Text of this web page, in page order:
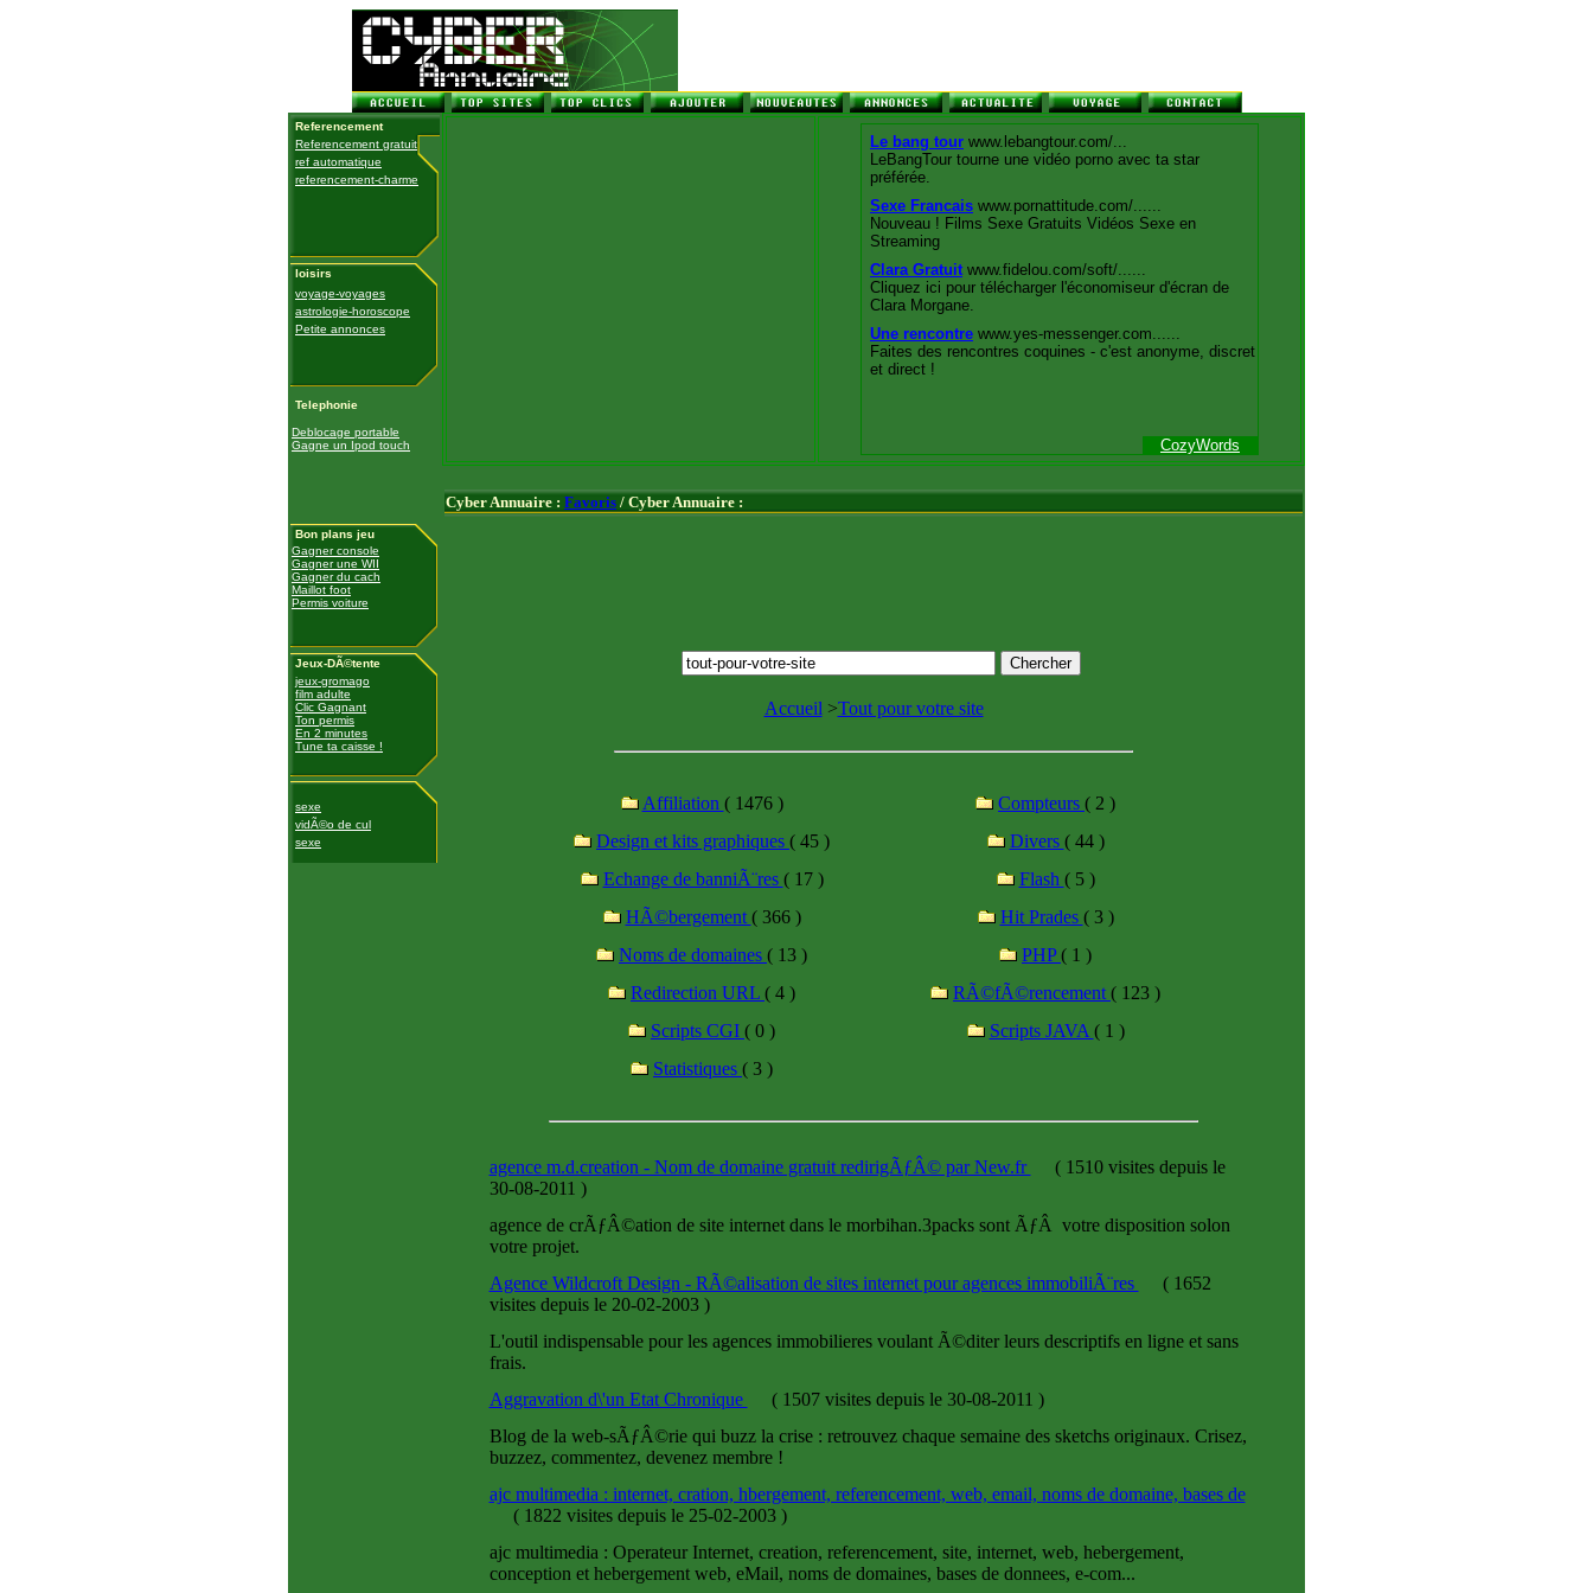
Referencement
Referencement gratuit
ref automatique
referencement-charme
loisirs
voyage-voyages
astrologie-horoscope
Petite annonces
Telephonie
Deblocage portable
Gagne un Ipod touch
Bon plans jeu
Gagner console
Gagner une WII
Gagner du cach
Maillot foot
Permis voiture
Jeux-DÃ©tente
jeux-gromago
film adulte
Clic Gagnant
Ton permis
En 2 minutes
Tune ta caisse !
sexe
vidÃ©o de cul
sexe
Cyber Annuaire : Favoris / Cyber Annuaire :
Accueil >Tout pour votre site
Affiliation ( 1476 ) Compteurs ( 2 )
Design et kits graphiques ( 45 ) Divers ( 44 )
Echange de banniÃ¨res ( 17 ) Flash ( 5 )
HÃ©bergement ( 366 ) Hit Prades ( 3 )
Noms de domaines ( 13 ) PHP( 1 )
Redirection URL ( 4 ) RÃ©fÃ©rencement ( 123 )
Scripts CGI ( 0 ) Scripts JAVA ( 1 )
Statistiques ( 3 )
agence m.d.creation - Nom de domaine gratuit redirigÃƒÂ© par New.fr (1510 visites depuis le
30-08-2011 )
agence de crÃƒÂ©ation de site internet dans le morbihan.3packs sont ÃƒÂ votre disposition solon
votre projet.
Agence Wildcroft Design - RÃ©alisation de sites internet pour agences immobiliÃ¨res
(1652
visites depuis le 20-02-2003 )
L'outil indispensable pour les agences immobilieres voulant Ã©diter leurs descriptifs en ligne et sans
frais.
Aggravation d\'un Etat Chronique
(1507 visites depuis le 30-08-2011 )
Blog de la web-sÃƒÂ©rie qui buzz la crise : retrouvez chaque semaine des sketchs originaux. Crisez,
buzzez, commentez, devenez membre !
ajc multimedia : internet, cration, hbergement, referencement, web, email, noms de domaine, bases de
(1822 visites depuis le 25-02-2003 )
ajc multimedia : Operateur Internet, creation, referencement, site, internet, web, hebergement,
conception et hebergement web, eMail, noms de domaines, bases de donnees, e-com...